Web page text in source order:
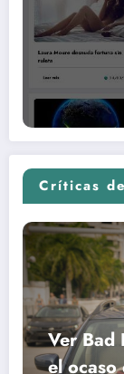
Críticas
Ver Bad
el